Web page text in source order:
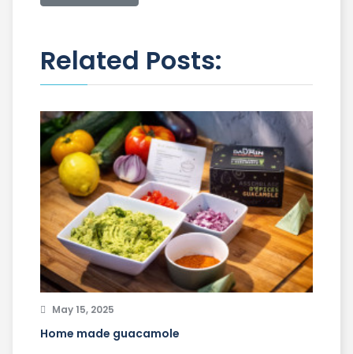
Related Posts:
May 15, 2025
Home made guacamole